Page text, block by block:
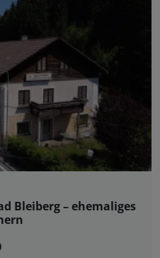
Bleiberg – ehemaliges